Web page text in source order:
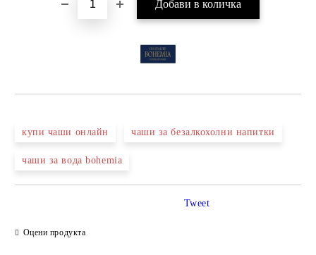
купи чаши онлайн чаши за безалкохолни напитки
чаши за вода bohemia
Оцени продукта
Tweet